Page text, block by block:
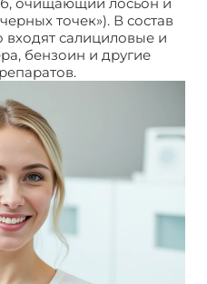
точек»). В состав
входят салициловые и
бензоин и другие